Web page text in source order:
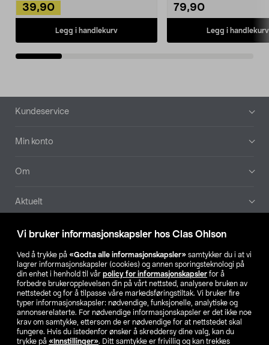
Vi bruker informasjonskapsler hos Clas Ohlson
Ved å trykke på «Godta alle informasjonskapsler» samtykker du i at vi
lagrer informasjonskapsler (cookies) og annen sporingsteknologi på
din enhet i henhold til vår policy for informasjonskapsler for å
forbedre brukeropplevelsen din på vårt nettsted, analysere bruken av
nettstedet og for å tilpasse våre markedsføringstiltak. Vi bruker fire
typer informasjonskapsler: nødvendige, funksjonelle, analytiske og
annonserelaterte. For nødvendige informasjonskapsler er det ikke noe
krav om samtykke, ettersom de er nødvendige for at nettstedet skal
fungere. Hvis du istedenfor ønsker å skreddersy dine valg, kan du
trykke på «Innstillinger». Ditt samtykke er frivillig og kan trekkes
39,90
Legg i handlekurv
79,90
Legg i handlekurv
Bunntekst
Kundeservice
Min konto
Om
Aktuelt
Våre selskaper
Finn din butikk
SE NO FI